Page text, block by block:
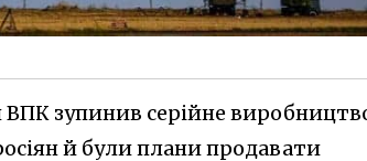
зупинив серійне
й були плани продавати